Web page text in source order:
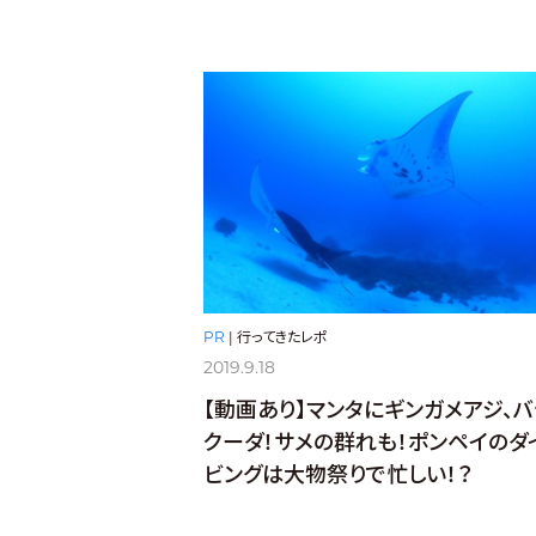
PR | 行ってきたレポ
2019.9.18
【動画あり】マンタにギンガメアジ、
クーダ！サメの群れも！ポンペイのダ
ビングは大物祭りで忙しい！？